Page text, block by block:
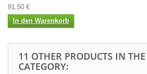
91,50 €
In den Warenkorb
11 OTHER PRODUCTS IN
CATEGORY: